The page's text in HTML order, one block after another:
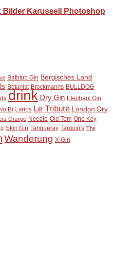
Bilder Karussell Photoshop
Bathtub Gin Bergisches Land
Botanist Brockmanns BULLDOG
drink Dry Gin Elephant Gin
Bi Larios Le Tribute London Dry
Orange Needle Old Tom One Key
Skin Gin Tanqueray Tarquin's The
Wanderung X-Gin